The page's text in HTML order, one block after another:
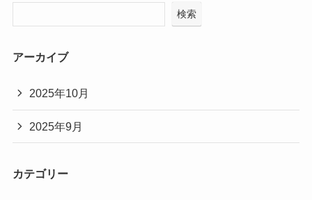
検索
アーカイブ
2025年10月
2025年9月
カテゴリー